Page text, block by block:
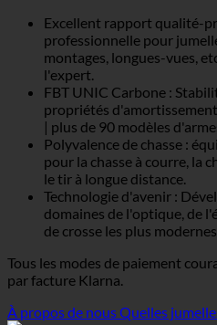
Excellent rapport qualité-
professionnelle pour
montages, longues-vues,
l'expert.
FBT UNIC Carbone :
propriétés
| plus de 90 modèles
Polyvalence de chasse :
pour la chasse à courre, la
le tir à longue distance.
Technologie d'avenir :
domaines de l'optique, de
de crosse les plus modernes.
Tous les modes de paiement
par facture Klarna.
À propos de nousQuelles